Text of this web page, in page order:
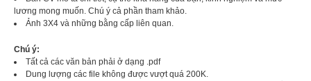
lương mong muốn. Chú ý cả phần tham khảo.
Ảnh 3X4 và những bằng cấp liên quan.
Chú ý:
Tất cả các văn bản phải ở dạng .pdf
Dung lượng các file không được vượt quá 200K.